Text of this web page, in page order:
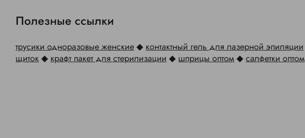
Полезные ссылки
трусики одноразовые женские◆контактный гель для лазерной эпиляции
щиток◆крафт пакет для стерилизации◆шприцы оптом◆салфетки оптом